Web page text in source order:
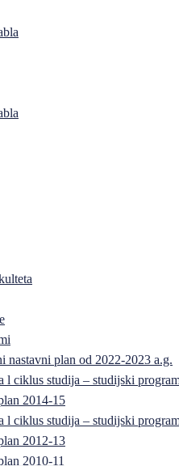
nastavni plan od 2022-2023 a.g.
l ciklus studija – studijski
2014-15
l ciklus studija – studijski
2012-13
2010-11